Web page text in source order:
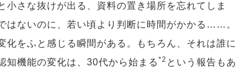
小さな抜けが出る、資料の置き場所を忘れてしま
はないのに、若い頃より判断に時間がかかる……。
化をふと感じる瞬間がある。もちろん、それは誰に
知機能の変化は、30代から始まる *2 という報告もあ